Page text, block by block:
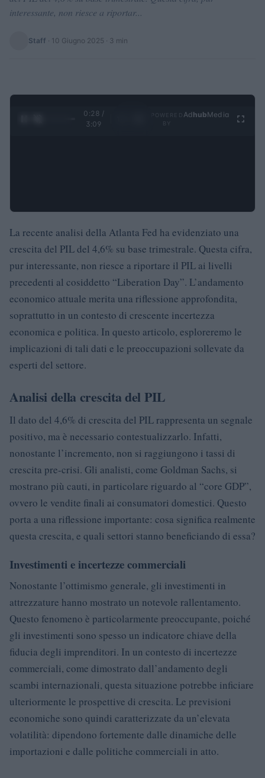
interessante, non riesce a riportar...
Staff · 10 Giugno 2025 · 3 min
0:29 /
3:09
Ad hubMedia
La recente analisi della Atlanta Fed ha evidenziato una
crescita del PIL del 4,6% su base trimestrale. Questa cifra,
pur interessante, non riesce a riportare il PIL ai livelli
precedenti al cosiddetto “Liberation Day”. L’andamento
economico attuale merita una riflessione approfondita,
soprattutto in un contesto di crescente incertezza
economica e politica. In questo articolo, esploreremo le
implicazioni di tali dati e le preoccupazioni sollevate da
esperti del settore.
Analisi della crescita del PIL
Il dato del 4,6% di crescita del PIL rappresenta un segnale
positivo, ma è necessario contestualizzarlo. Infatti,
nonostante l’incremento, non si raggiungono i tassi di
crescita pre-crisi. Gli analisti, come Goldman Sachs, si
mostrano più cauti, in particolare riguardo al “core GDP”,
ovvero le vendite finali ai consumatori domestici. Questo
porta a una riflessione importante: cosa significa realmente
questa crescita, e quali settori stanno beneficiando di essa?
Investimenti e incertezze commerciali
Nonostante l’ottimismo generale, gli investimenti in
attrezzature hanno mostrato un notevole rallentamento.
Questo fenomeno è particolarmente preoccupante, poiché
gli investimenti sono spesso un indicatore chiave della
fiducia degli imprenditori. In un contesto di incertezze
commerciali, come dimostrato dall’andamento degli
scambi internazionali, questa situazione potrebbe inficiare
ulteriormente le prospettive di crescita. Le previsioni
economiche sono quindi caratterizzate da un’elevata
volatilità: dipendono fortemente dalle dinamiche delle
importazioni e dalle politiche commerciali in atto.